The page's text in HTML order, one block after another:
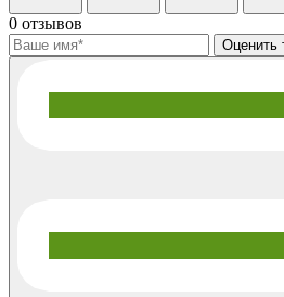
0 отзывов